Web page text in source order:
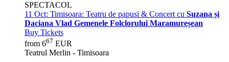
SPECTACOL
11 Oct: Timisoara: Teatru de papusi & Concert cu Suzana și
Daciana Vlad Gemenele Folclorului Maramureșean
Buy Tickets
from 667 EUR
Teatrul Merlin - Timisoara